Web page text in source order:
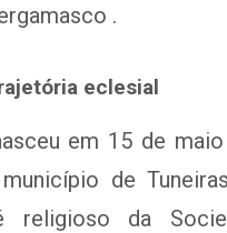
.
eclesial
em 15 de
de
religioso da